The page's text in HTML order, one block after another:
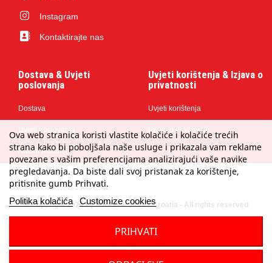
Instagram
Kontaktirajte nas
Dostava & Uvjeti
poslovanja
Dostava
Uvjeti poslovanja
Načini plaćanja
Uvjeti korištenja & Izjava o
privatnosti
Uvjeti korištenja
Izjava o privatnosti
© Copyright 2024 by MARINA Stores Croatia - All rights reserved
Ova web stranica koristi vlastite kolačiće i kolačiće trećih
strana kako bi poboljšala naše usluge i prikazala vam reklame
povezane s vašim preferencijama analizirajući vaše navike
pregledavanja. Da biste dali svoj pristanak za korištenje,
pritisnite gumb Prihvati.
Politika kolačića Customize cookies
PRIHVATI